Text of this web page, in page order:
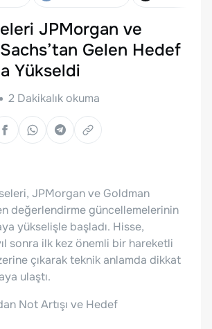
JPMorgan ve
Gelen Hedef
Yükseldi
2 Dakikalık okuma
JPMorgan ve Goldman
değerlendirme güncellemelerinin
yükselişle başladı. Hisse,
sonra ilk kez önemli bir hareketli
çıkarak teknik anlamda dikkat
ulaştı.
Not Artışı ve Hedef